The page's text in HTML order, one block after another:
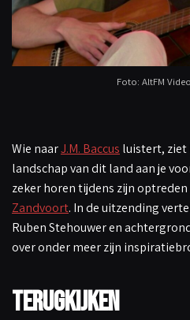
Foto: AltFM
Wie naarJ.M. Baccus luistert, ziet
landschap van dit land aan je
zeker horen tijdens zijn
Zandvoort. In de uitzending
Ruben Stehouwer en
over onder meer zijn
Terugkijken